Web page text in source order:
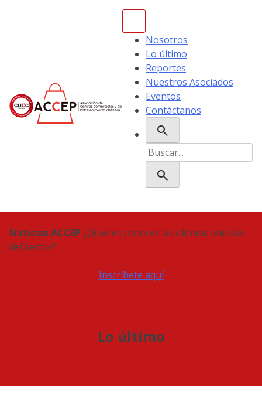
Nosotros
Lo último
Reportes
Nuestros Asociados
Eventos
Contáctanos
search
Buscar:
search
Noticias ACCEP ¿Quieres conocer las últimas noticias
del sector?
Inscríbete aquí
Lo último